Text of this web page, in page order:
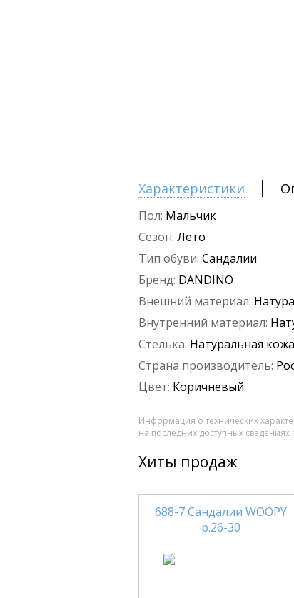
Характеристики
Пол: Мальчик
Сезон: Лето
Тип обуви: Сандалии
Бренд: DANDINO
Внешний материал:
Внутренний материал:
Стелька: Натуральная кожа
Страна производитель:
Цвет: Коричневый
Информация о технических
на последних доступных сведениях
Хиты продаж
688-7 Сандалии WOOPY
р.26-30